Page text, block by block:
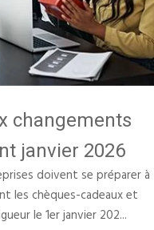
changements
janvier 2026
doivent se préparer à
les chèques-cadeaux et
le 1er janvier 202...